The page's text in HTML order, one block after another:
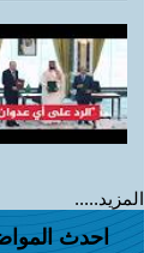
المزيد.....
احدث